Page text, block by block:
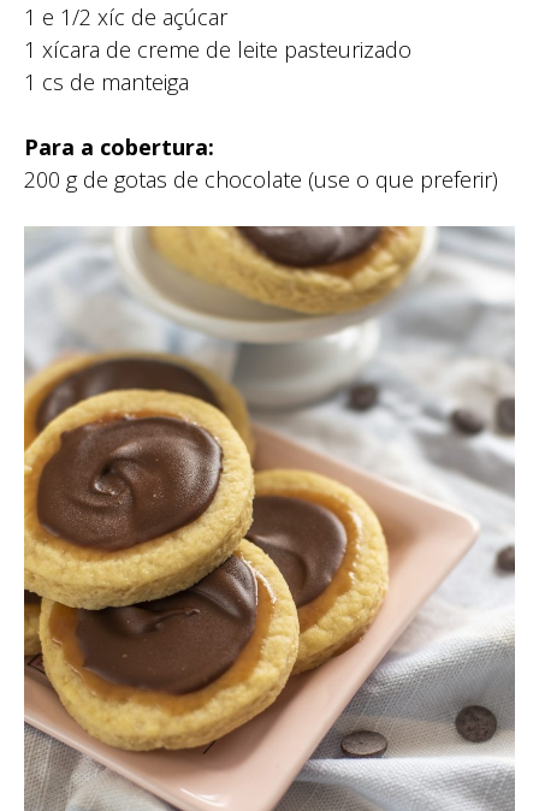
1 e 1/2 xíc de açúcar
1 xícara de creme de leite pasteurizado⁣
1 cs de manteiga⁣
Para a cobertura:⁣
200 g de gotas de chocolate (use o que preferir)⁣